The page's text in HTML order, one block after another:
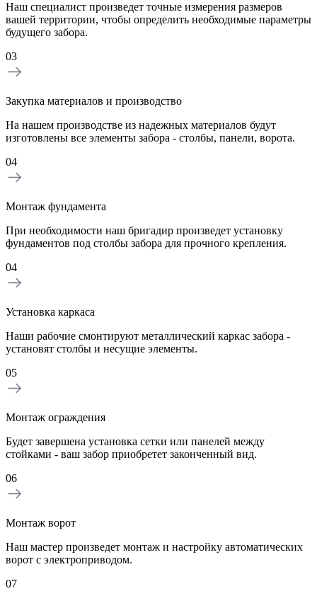
Наш специалист произведет точные измерения размеров
вашей территории, чтобы определить необходимые параметры
будущего забора.
03
Закупка материалов и производство
На нашем производстве из надежных материалов будут
изготовлены все элементы забора - столбы, панели, ворота.
04
Монтаж фундамента
При необходимости наш бригадир произведет установку
фундаментов под столбы забора для прочного крепления.
04
Установка каркаса
Наши рабочие смонтируют металлический каркас забора -
установят столбы и несущие элементы.
05
Монтаж ограждения
Будет завершена установка сетки или панелей между
стойками - ваш забор приобретет законченный вид.
06
Монтаж ворот
Наш мастер произведет монтаж и настройку автоматических
ворот с электроприводом.
07